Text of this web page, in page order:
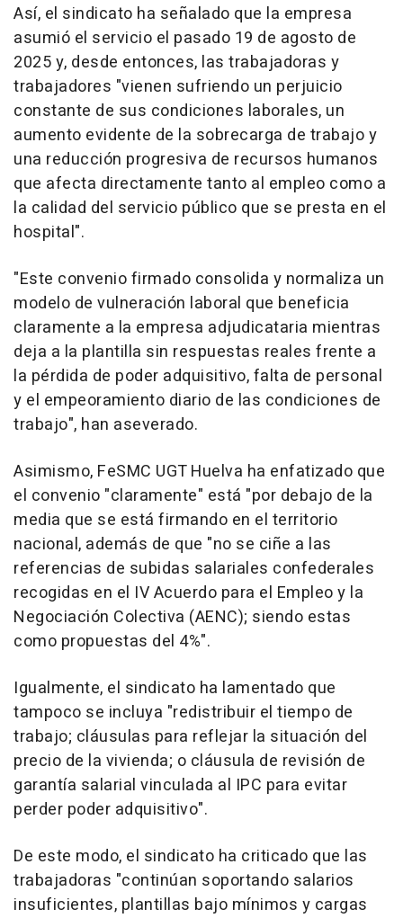
Así, el sindicato ha señalado que la empresa
asumió el servicio el pasado 19 de agosto de
2025 y, desde entonces, las trabajadoras y
trabajadores "vienen sufriendo un perjuicio
constante de sus condiciones laborales, un
aumento evidente de la sobrecarga de trabajo y
una reducción progresiva de recursos humanos
que afecta directamente tanto al empleo como a
la calidad del servicio público que se presta en el
hospital".
"Este convenio firmado consolida y normaliza un
modelo de vulneración laboral que beneficia
claramente a la empresa adjudicataria mientras
deja a la plantilla sin respuestas reales frente a
la pérdida de poder adquisitivo, falta de personal
y el empeoramiento diario de las condiciones de
trabajo", han aseverado.
Asimismo, FeSMC UGT Huelva ha enfatizado que
el convenio "claramente" está "por debajo de la
media que se está firmando en el territorio
nacional, además de que "no se ciñe a las
referencias de subidas salariales confederales
recogidas en el IV Acuerdo para el Empleo y la
Negociación Colectiva (AENC); siendo estas
como propuestas del 4%".
Igualmente, el sindicato ha lamentado que
tampoco se incluya "redistribuir el tiempo de
trabajo; cláusulas para reflejar la situación del
precio de la vivienda; o cláusula de revisión de
garantía salarial vinculada al IPC para evitar
perder poder adquisitivo".
De este modo, el sindicato ha criticado que las
trabajadoras "continúan soportando salarios
insuficientes, plantillas bajo mínimos y cargas